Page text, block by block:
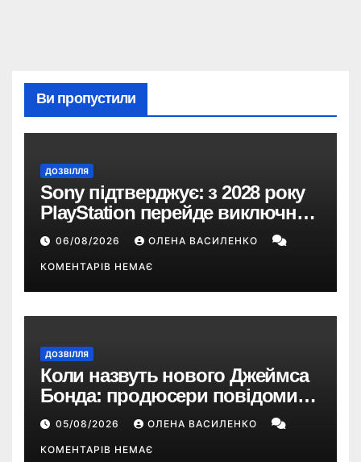
Ви пропустили
ДОЗВІЛЛЯ
Sony підтверджує: з 2028 року
PlayStation перейде виключно
на цифрові ігри
06/08/2026 ОЛЕНА ВАСИЛЕНКО
КОМЕНТАРІВ НЕМАЄ
ДОЗВІЛЛЯ
Коли назвуть нового Джеймса
Бонда: продюсери повідомили
про терміни кастингу
05/08/2026 ОЛЕНА ВАСИЛЕНКО
КОМЕНТАРІВ НЕМАЄ